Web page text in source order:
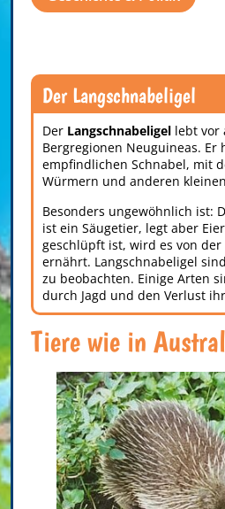
Der Langschnabeligel
Der Langschnabeligel lebt vor
Bergregionen Neuguineas. Er
empfindlichen Schnabel, mit
Würmern und anderen
Besonders ungewöhnlich ist:
ist ein Säugetier, legt aber
geschlüpft ist, wird es von
ernährt. Langschnabeligel
zu beobachten. Einige Arten
durch Jagd und den Verlust
Tiere wie in